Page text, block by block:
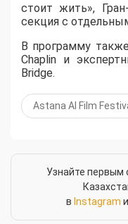
стоит жить»,
секция с
В программу
Chaplin и
Bridge.
Astana AI Film
Узнайте первым
в Instagram